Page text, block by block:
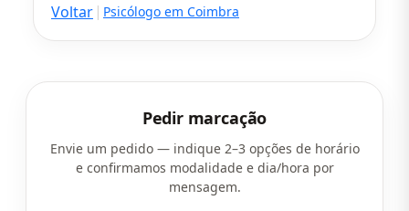
Voltar | Psicólogo em Coimbra
Pedir marcação
Envie um pedido — indique 2–3 opções de horário
e confirmamos modalidade e dia/hora por
mensagem.